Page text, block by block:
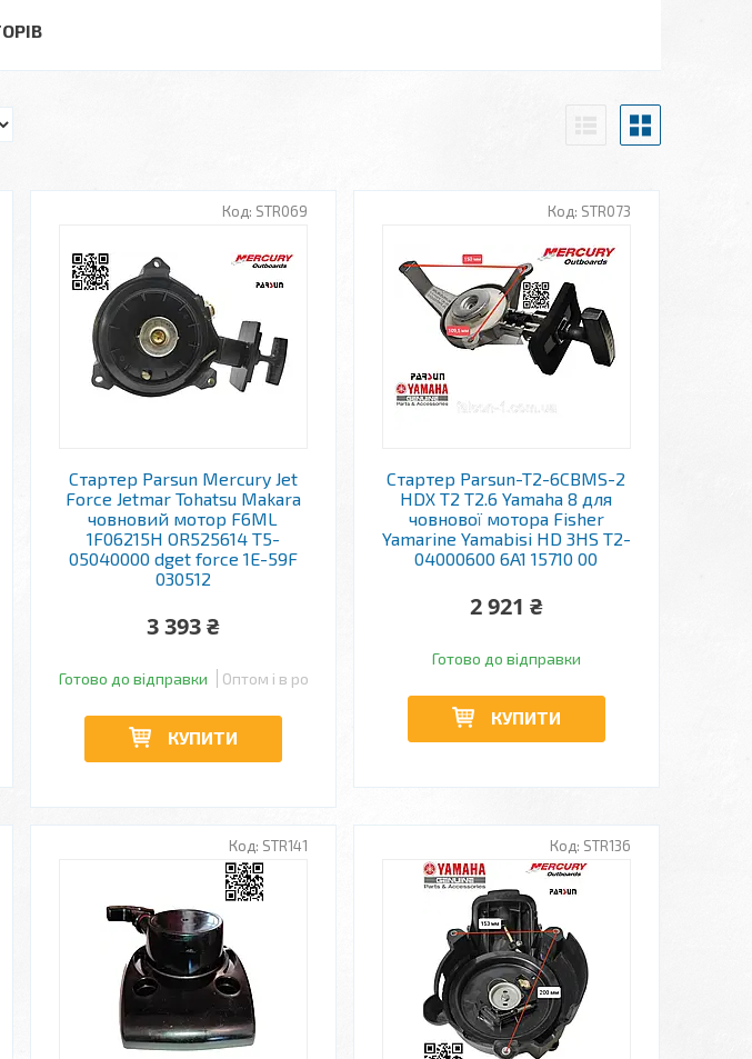
STR069
Стартер Parsun Mercury Jet
Force Jetmar Tohatsu Makara
човновий мотор F6ML
1F06215H OR525614 T5-
05040000 dget force 1E-59F
030512
3 393 ₴
Готово до відправки Оптом і в роздріб
КУПИТИ
STR073
Стартер Parsun-T2-6CBMS-2
HDX T2 T2.6 Yamaha 8 для
човнової мотора Fisher
Yamarine Yamabisi HD 3HS T2-
04000600 6A1 15710 00
2 921 ₴
Готово до відправки
КУПИТИ
STR141 STR136